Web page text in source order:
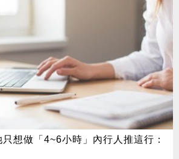
想做「4~6小時」內行人推這行：